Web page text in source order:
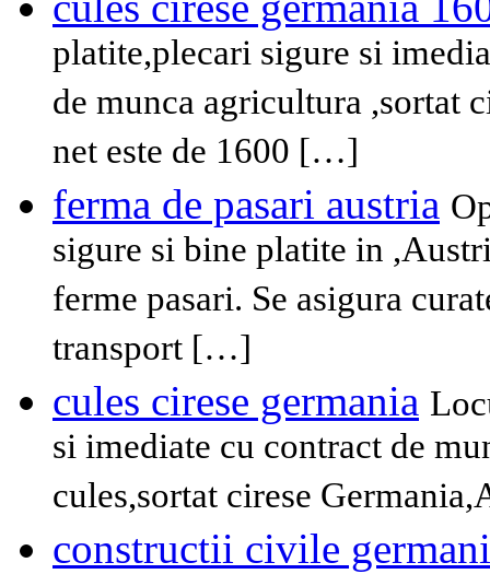
platite,plecari sigure si
de munca agricultura ,sortat
net este de 1600 […]
ferma de pasari austria
sigure si bine platite in
ferme pasari. Se asigura
transport […]
cules cirese germania
si imediate cu contract de
cules,sortat cirese
constructii civile